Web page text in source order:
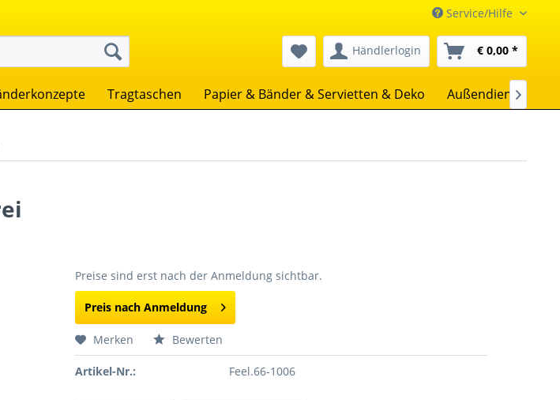
Service/Hilfe
Händlerlogin € 0,00 *
Tragtaschen Papier & Bänder & Servietten & Deko Außendienst

Preise sind erst nach der Anmeldung sichtbar.
Preis nach Anmeldung
Merken Bewerten
Artikel-Nr.: Feel.66-1006